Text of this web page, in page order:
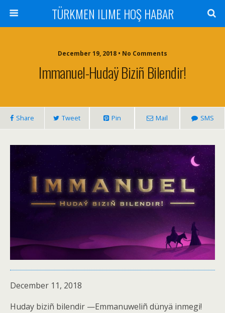
TÜRKMEN ILIME HOŞ HABAR
December 19, 2018 • No Comments
Immanuel-Hudaÿ Biziñ Bilendir!
Share Tweet Pin Mail SMS
December 11, 2018
Huday biziñ bilendir —Emmanuweliñ dünyä inmegi!